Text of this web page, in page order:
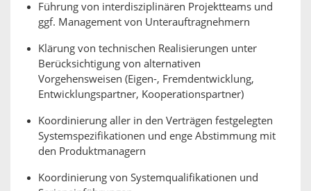
Führung von interdisziplinären Projektteams und
ggf. Management von Unterauftragnehmern
Klärung von technischen Realisierungen unter
Berücksichtigung von alternativen
Vorgehensweisen (Eigen-, Fremdentwicklung,
Entwicklungspartner, Kooperationspartner)
Koordinierung aller in den Verträgen festgelegten
Systemspezifikationen und enge Abstimmung mit
den Produktmanagern
Koordinierung von Systemqualifikationen und